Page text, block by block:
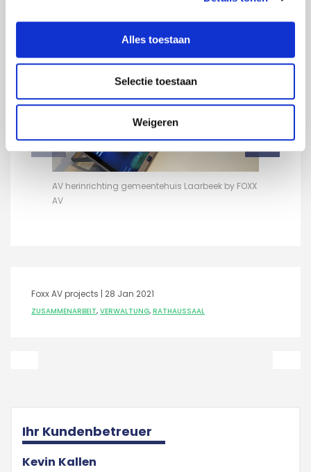
Alles toestaan
Selectie toestaan
Weigeren
AV herinrichting gemeentehuis Laarbeek by FOXX
AV
Foxx AV projects | 28 Jan 2021
ZUSAMMENARBEIT, VERWALTUNG, RATHAUSSAAL
Ihr Kundenbetreuer
Kevin Kallen